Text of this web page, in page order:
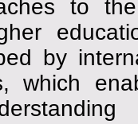
to
by
which